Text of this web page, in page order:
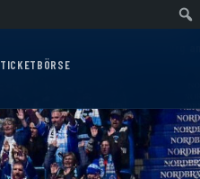
TICKETBÖRSE